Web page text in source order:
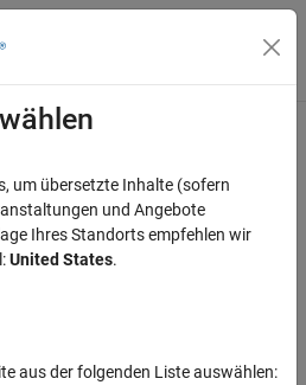
Off-Canvas-
was this information?
um übersetzte Inhalte (sofern
und Angebote
Ihres Standorts empfehlen wir
United States.
aus der folgenden Liste auswählen: